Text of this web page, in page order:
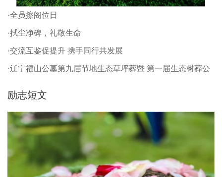
·全员擦阁位日
·拭尘净碑，礼敬生命
·交流互鉴促提升 携手同行共发展
·辽宁福山公墓第九届节地生态草坪葬暨 第一届生态树葬公
励志短文